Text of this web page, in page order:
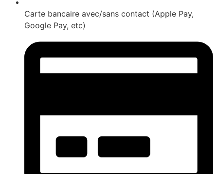
Carte bancaire avec/sans contact (Apple Pay,
Google Pay, etc)